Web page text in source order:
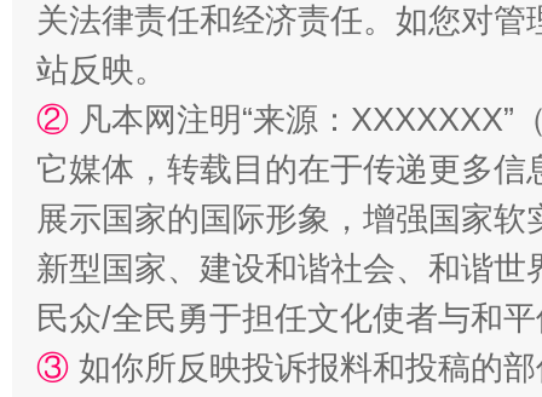
国家大学科技园优化重塑工作
关法律责任和经济责任。如您对
站反映。
② 凡本网注明“来源：
它媒体，转载目的在于传递更多
展示国家的国际形象，增强国家
新型国家、建设和谐社会、和谐
民众/全民勇于担任文化使者与和
③ 如你所反映投诉报料和投稿的